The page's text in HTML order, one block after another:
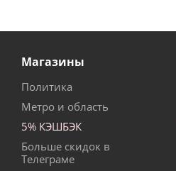
Магазины
Политика
Метро и область
5% КЭШБЭК
Больше скидок в
Телеграме